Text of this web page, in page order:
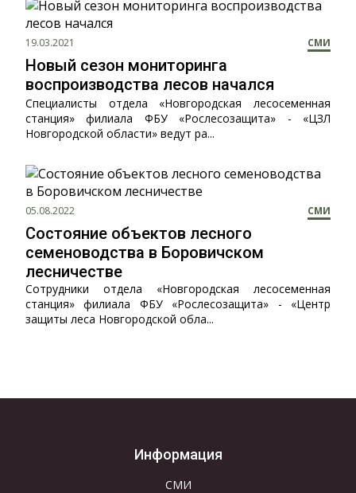
19.03.2021 СМИ
Новый сезон мониторинга
воспроизводства лесов начался
Специалисты отдела «Новгородская лесосеменная
станция» филиала ФБУ «Рослесозащита» - «ЦЗЛ
Новгородской области» ведут ра...
05.08.2022 СМИ
Состояние объектов лесного
семеноводства в Боровичском
лесничестве
Сотрудники отдела «Новгородская лесосеменная
станция» филиала ФБУ «Рослесозащита» - «Центр
защиты леса Новгородской обла...
Информация
СМИ